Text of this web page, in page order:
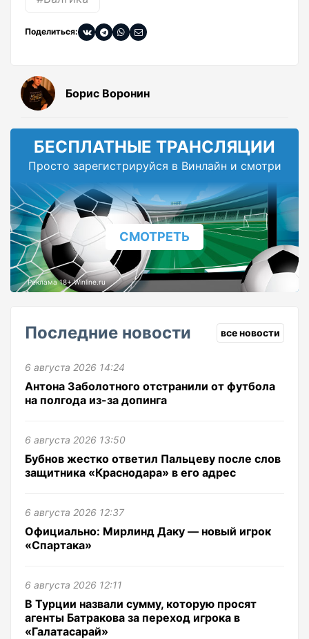
Поделиться:
Борис Воронин
БЕСПЛАТНЫЕ ТРАНСЛЯЦИИ
Просто зарегистрируйся в Винлайн и смотри
СМОТРЕТЬ
Реклама 18+ Winline.ru
Последние новости все новости
6 августа 2026 14:24
Антона Заболотного отстранили от футбола
на полгода из-за допинга
6 августа 2026 13:50
Бубнов жестко ответил Пальцеву после слов
защитника «Краснодара» в его адрес
6 августа 2026 12:37
Официально: Мирлинд Даку — новый игрок
«Спартака»
6 августа 2026 12:11
В Турции назвали сумму, которую просят
агенты Батракова за переход игрока в
«Галатасарай»